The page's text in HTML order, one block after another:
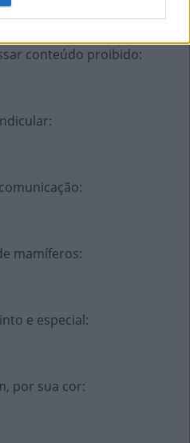
conteúdo proibido:
:
:
mamíferos:
e especial:
por sua cor: